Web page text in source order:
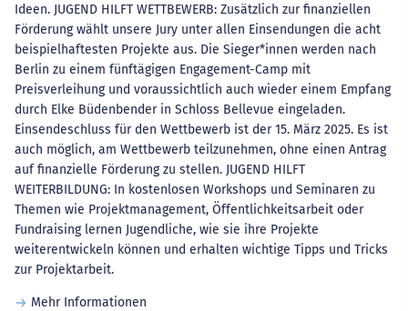
Ideen. JUGEND HILFT WETTBEWERB: Zusätzlich zur finanziellen
Förderung wählt unsere Jury unter allen Einsendungen die acht
beispielhaftesten Projekte aus. Die Sieger*innen werden nach
Berlin zu einem fünftägigen Engagement-Camp mit
Preisverleihung und voraussichtlich auch wieder einem Empfang
durch Elke Büdenbender in Schloss Bellevue eingeladen.
Einsendeschluss für den Wettbewerb ist der 15. März 2025. Es ist
auch möglich, am Wettbewerb teilzunehmen, ohne einen Antrag
auf finanzielle Förderung zu stellen. JUGEND HILFT
WEITERBILDUNG: In kostenlosen Workshops und Seminaren zu
Themen wie Projektmanagement, Öffentlichkeitsarbeit oder
Fundraising lernen Jugendliche, wie sie ihre Projekte
weiterentwickeln können und erhalten wichtige Tipps und Tricks
zur Projektarbeit.
Mehr Informationen